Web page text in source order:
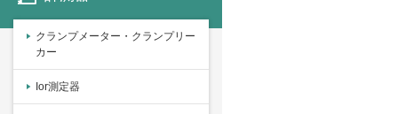
クランプメーター・クランプリー
カー
Ior測定器